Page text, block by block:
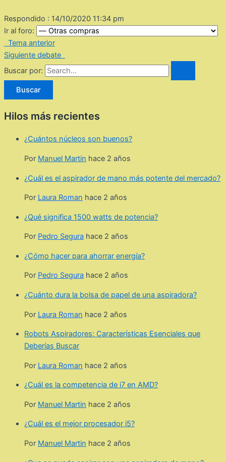
Respondido : 14/10/2020 11:34 pm
Ir al foro:
Tema anterior
Siguiente debate
Buscar por:
Hilos más recientes
¿Cuántos núcleos son buenos?
Por Manuel Martin hace 2 años
¿Cuál es el aspirador de mano más potente del mercado?
Por Laura Roman hace 2 años
¿Qué significa 1500 watts de potencia?
Por Pedro Segura hace 2 años
¿Cómo hacer para ahorrar energía?
Por Pedro Segura hace 2 años
¿Cuánto dura la bolsa de papel de una aspiradora?
Por Laura Roman hace 2 años
Robots Aspiradores: Características Esenciales que
Deberías Buscar
Por Laura Roman hace 2 años
¿Cuál es la competencia de i7 en AMD?
Por Manuel Martin hace 2 años
¿Cuál es el mejor procesador i5?
Por Manuel Martin hace 2 años